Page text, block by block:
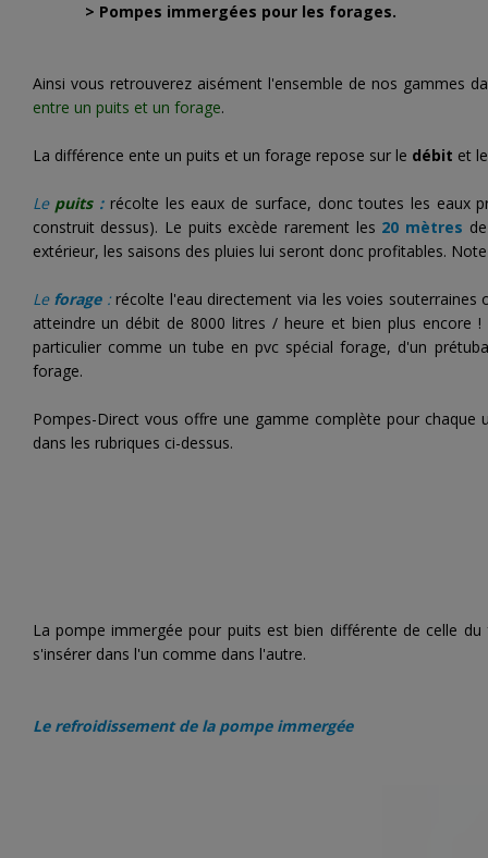
> Pompes immergées pour les forages.
Ainsi vous retrouverez aisément l'ensemble de nos gammes
entre un puits et un forage.
La différence ente un puits et un forage repose sur le débit et
Le puits: récolte les eaux de surface, donc toutes les eaux
construit dessus). Le puits excède rarement les 20 mètres
extérieur, les saisons des pluies lui seront donc profitables.
Le forage: récolte l'eau directement via les voies souterraines
atteindre un débit de 8000 litres / heure et bien plus
particulier comme un tube en pvc spécial forage, d'un
forage.
Pompes-Direct vous offre une gamme complète pour
dans les rubriques ci-dessus.
La pompe immergée pour puits est bien différente de celle
s'insérer dans l'un comme dans l'autre.
Le refroidissement de la pompe immergée